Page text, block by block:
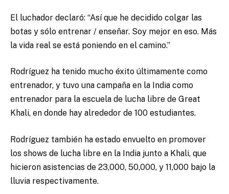
El luchador declaró: “Así que he decidido colgar las
botas y sólo entrenar / enseñar. Soy mejor en eso. Más
la vida real se está poniendo en el camino.”
Rodríguez ha tenido mucho éxito últimamente como
entrenador, y tuvo una campaña en la India como
entrenador para la escuela de lucha libre de Great
Khali, en donde hay alrededor de 100 estudiantes.
Rodríguez también ha estado envuelto en promover
los shows de lucha libre en la India junto a Khali, que
hicieron asistencias de 23,000, 50,000, y 11,000 bajo la
lluvia respectivamente.